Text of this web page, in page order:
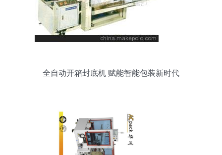
全自动开箱封底机 赋能智能包装新时代